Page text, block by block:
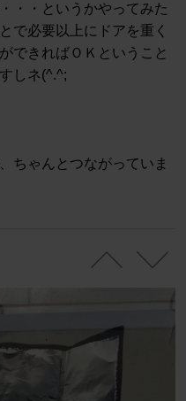
・・というかやってみた
で必要以上にドアを重く
できればＯＫということ
しネ(^.^;
ちゃんとつながっていま